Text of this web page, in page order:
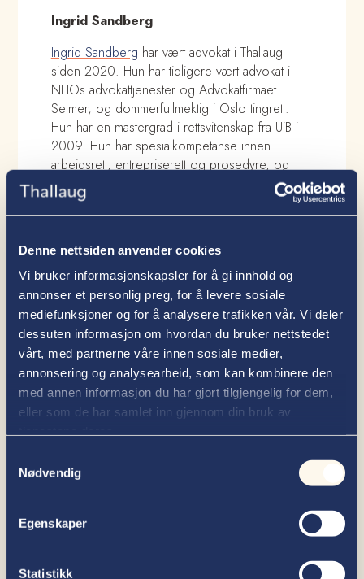
Denne nettsiden anvender cookies
Vi bruker informasjonskapsler for å gi innhold og
annonser et personlig preg, for å levere sosiale
mediefunksjoner og for å analysere trafikken vår. Vi deler
dessuten informasjon om hvordan du bruker nettstedet
vårt, med partnerne våre innen sosiale medier,
annonsering og analysearbeid, som kan kombinere den
med annen informasjon du har gjort tilgjengelig for dem,
eller som de har samlet inn gjennom din bruk av
Nødvendig
Egenskaper
Statistikk
Ingrid Sandberg
Ingrid Sandberg har vært advokat i Thallaug
siden 2020. Hun har tidligere vært advokat i
NHOs advokattjenester og Advokatfirmaet
Selmer, og dommerfullmektig i Oslo tingrett.
Hun har en mastergrad i rettsvitenskap fra UiB i
2009. Hun har spesialkompetanse innen
arbeidsrett, entrepriserett og prosedyre, og
bred erfaring fra både eiendomsrettslig og
forretningsjuridisk bistand.
Jeg er både glad og takknemlig for å bli en del
av partnerskapet i et så solid firma som
Thallaug. I løpet av de to siste årene har jeg hatt
gleden av å bli kjent med dyktige og engasjerte
kollegaer i Thallaug, og interessante klienter
både i og utenfor vår region. Jeg ser frem til å
fortsette dette arbeidet i en ny rolle.(Ingrid
Sandberg)
Arne Johan Dahl
årene har ført saker på vegne av staten og gitt
juridiske spørsmål. Han har tidligere arbeidet i
Oslo tingrett som dommerfullmektig, og med
advokatfirmaet Wiersholm. Arne Johan har